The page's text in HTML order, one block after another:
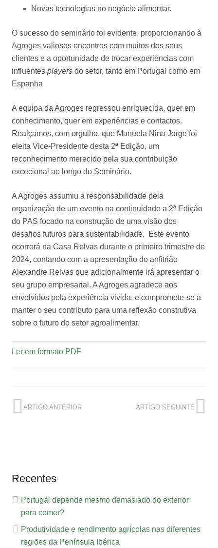
Novas tecnologias no negócio alimentar.
O sucesso do seminário foi evidente, proporcionando à
Agroges valiosos encontros com muitos dos seus
clientes e a oportunidade de trocar experiências com
influentes players do setor, tanto em Portugal como em
Espanha
A equipa da Agroges regressou enriquecida, quer em
conhecimento, quer em experiências e contactos.
Realçamos, com orgulho, que Manuela Nina Jorge foi
eleita Vice-Presidente desta 2ª Edição, um
reconhecimento merecido pela sua contribuição
excecional ao longo do Seminário.
A Agroges assumiu a responsabilidade pela
organização de um evento na continuidade a 2ª Edição
do PAS focado na construção de uma visão dos
desafios futuros para sustentabilidade. Este evento
ocorrerá na Casa Relvas durante o primeiro trimestre de
2024, contando com a apresentação do anfitrião
Alexandre Relvas que adicionalmente irá apresentar o
seu grupo empresarial. A Agroges agradece aos
envolvidos pela experiência vivida, e compromete-se a
manter o seu contributo para uma reflexão construtiva
sobre o futuro do setor agroalimentar.
Ler em formato PDF
ARTIGO ANTERIOR ARTIGO SEGUINTE
Recentes
Portugal depende mesmo demasiado do exterior
para comer?
Produtividade e rendimento agrícolas nas diferentes
regiões da Península Ibérica